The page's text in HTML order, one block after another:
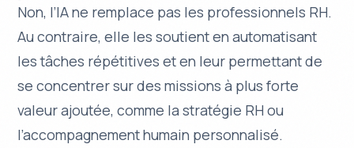
Non, l’IA ne remplace pas les professionnels RH.
Au contraire, elle les soutient en automatisant
les tâches répétitives et en leur permettant de
se concentrer sur des missions à plus forte
valeur ajoutée, comme la stratégie RH ou
l’accompagnement humain personnalisé.